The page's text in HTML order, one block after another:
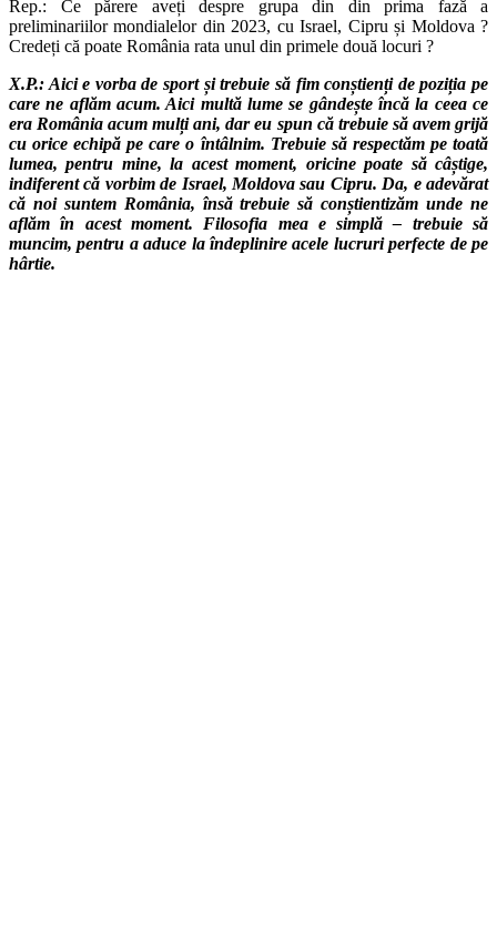
Rep.: Ce părere aveți despre grupa din din prima fază a
preliminariilor mondialelor din 2023, cu Israel, Cipru și Moldova ?
Credeți că poate România rata unul din primele două locuri ?
X.P.: Aici e vorba de sport și trebuie să fim conștienți de poziția pe
care ne aflăm acum. Aici multă lume se gândește încă la ceea ce
era România acum mulți ani, dar eu spun că trebuie să avem grijă
cu orice echipă pe care o întâlnim. Trebuie să respectăm pe toată
lumea, pentru mine, la acest moment, oricine poate să câștige,
indiferent că vorbim de Israel, Moldova sau Cipru. Da, e adevărat
că noi suntem România, însă trebuie să conștientizăm unde ne
aflăm în acest moment. Filosofia mea e simplă – trebuie să
muncim, pentru a aduce la îndeplinire acele lucruri perfecte de pe
hârtie.